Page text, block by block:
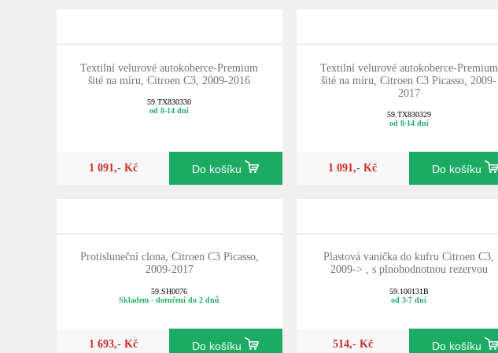
Textilní velurové autokoberce-Premium
šité na míru, Citroen C3, 2009-2016
59.TX830330
od 8-14 dní
1 091,- Kč Do košíku
Textilní velurové autokoberce-Premium
šité na míru, Citroen C3 Picasso, 2009-
2017
59.TX830329
od 8-14 dní
1 091,- Kč Do košíku
Protisluneční clona, Citroen C3 Picasso,
2009-2017
59.SH0076
Skladem - doručení do 2 dnů
1 693,- Kč Do košíku
Plastová vanička do kufru Citroen C3,
2009-> , s plnohodnotnou rezervou
59.100131B
od 3-7 dní
514,- Kč Do košíku